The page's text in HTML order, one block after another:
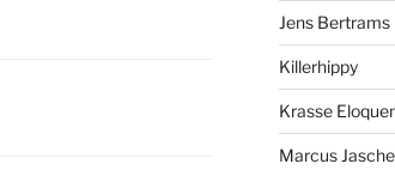
Jens Bertrams
Killerhippy
Krasse
Marcus